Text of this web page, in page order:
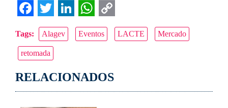
Facebook
Twitter
LinkedIn
WhatsApp
Copy
Link
Tags: Alagev Eventos LACTE Mercado
retomada
RELACIONADOS